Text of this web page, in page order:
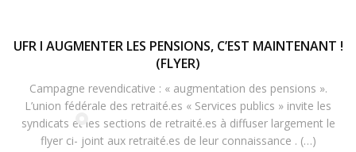
UFR I AUGMENTER LES PENSIONS, C’EST MAINTENANT !
(FLYER)
Campagne revendicative : « augmentation des pensions ».
L’union fédérale des retraité.es « Services publics » invite les
syndicats et les sections de retraité.es à diffuser largement le
flyer ci- joint aux retraité.es de leur connaissance . (…)